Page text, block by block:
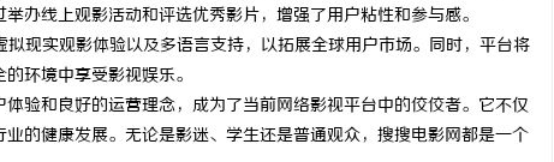
办线上观影活动和评选优秀影片，增强了用户粘性和参与感。
现实观影体验以及多语言支持，以拓展全球用户市场。同时，平台将
环境中享受影视娱乐。
验和良好的运营理念，成为了当前网络影视平台中的佼佼者。它不仅
的健康发展。无论是影迷、学生还是普通观众，搜搜电影网都是一个
验室，标准化研发体系 厦门展览公司全方位服务助力企业品牌打造与